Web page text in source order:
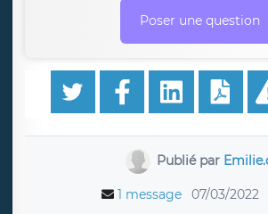
Poser une question
Publié par
1 message 07/03/2022